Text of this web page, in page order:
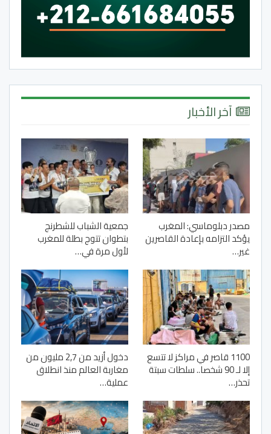
آخر الأخبار
مصدر دبلوماسي: المغرب
يؤكد التزامه بإعادة القاصرين
غير…
جمعية الشباب للشطرنج
بتطوان تتوج بطلة للمغرب
لأول مرة في…
1100 قاصر في مراكز لا تتسع
إلا لـ 90 شخصا.. سلطات سبتة
تحذر…
دخول أزيد من 2,7 مليون من
مغاربة العالم منذ انطلاق
عملية…